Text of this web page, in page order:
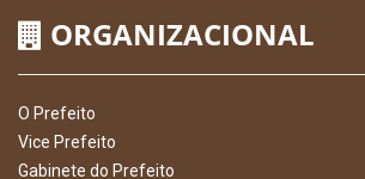
ORGANIZACIONAL
O Prefeito
Vice Prefeito
Gabinete do Prefeito